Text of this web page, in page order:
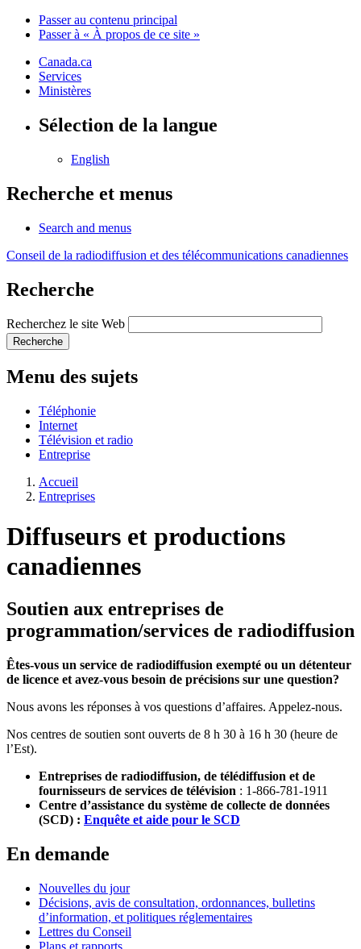
Passer au contenu principal
Passer à « À propos de ce site »
Canada.ca
Services
Ministères
Sélection de la langue
English
Recherche et menus
Search and menus
Conseil de la radiodiffusion et des télécommunications canadiennes
Recherche
Recherchez le site Web
Recherche
Menu des sujets
Téléphonie
Internet
Télévision et radio
Entreprise
Accueil
Entreprises
Diffuseurs et productions
canadiennes
Soutien aux entreprises de
programmation/services de radiodiffusion
Êtes-vous un service de radiodiffusion exempté ou un détenteur
de licence et avez-vous besoin de précisions sur une question?
Nous avons les réponses à vos questions d’affaires. Appelez-nous.
Nos centres de soutien sont ouverts de 8 h 30 à 16 h 30 (heure de
l’Est).
Entreprises de radiodiffusion, de télédiffusion et de
fournisseurs de services de télévision : 1-866-781-1911
Centre d’assistance du système de collecte de données
(SCD) : Enquête et aide pour le SCD
En demande
Nouvelles du jour
Décisions, avis de consultation, ordonnances, bulletins
d’information, et politiques réglementaires
Lettres du Conseil
Plans et rapports